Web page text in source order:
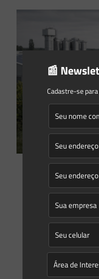
Licença de Operação
regularização ambiental
A nova Lei Geral de
15.190/2025) instituiu a
regularização espontânea
📰
Cadastre-se